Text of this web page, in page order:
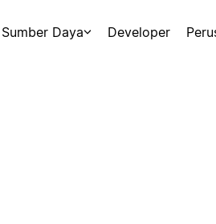
Sumber Daya Developer